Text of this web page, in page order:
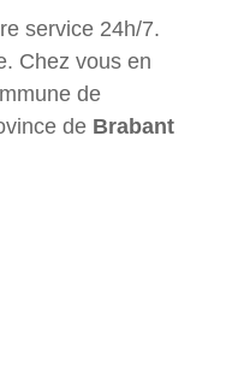
service 24h/7.
Chez vous en
de
de Brabant